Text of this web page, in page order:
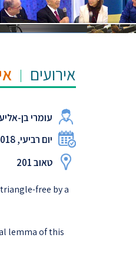
אירועים
עומרי בן-
יום רביעי, 17.01.2018, 12:30
טאוב 201
free by a
lemma of this